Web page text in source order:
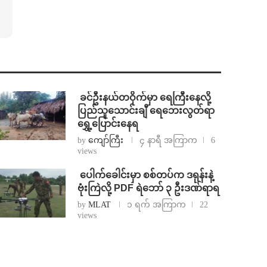
⁩ ⁨ခင်ဦးနယ်တဝိုက်မှာ ရေကြီးနေလို့
ပြည်သူသောင်းချီ ရေဘေးလွတ်ရာ
ရွှေ့ပြောင်းနေရ
byကျော်ကြီး ၄ နာရီ အကြာက
6
views
⁩ ⁨ပေါက်ခေါင်းမှာ စစ်တပ်က ဒရုန်းနဲ့
ဗုံးကြဲလို့ PDF ရဲဘော် ၃ ဦးဒဏ်ရာရ
byMLAT ၁ ရက် အကြာက
22
views